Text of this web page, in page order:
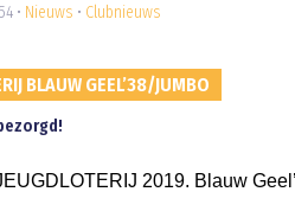
• Nieuws • Clubnieuws
BLAUW GEEL’38/JUMBO
2019. Blauw